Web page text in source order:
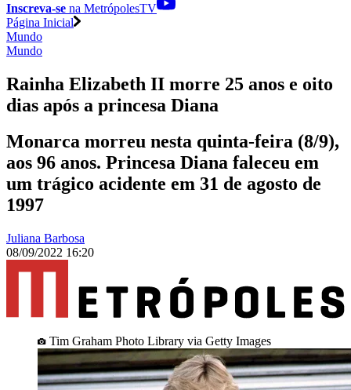
Inscreva-se na MetrópolesTV
Página Inicial
Mundo
Mundo
Rainha Elizabeth II morre 25 anos e oito
dias após a princesa Diana
Monarca morreu nesta quinta-feira (8/9),
aos 96 anos. Princesa Diana faleceu em
um trágico acidente em 31 de agosto de
1997
Juliana Barbosa
08/09/2022 16:20
Tim Graham Photo Library via Getty Images